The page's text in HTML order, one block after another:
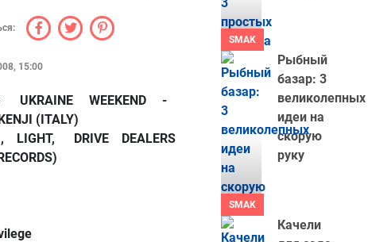
15:00
UKRAINE WEEKEND -
KENJI (ITALY)
, LIGHT, DRIVE DEALERS
SMAK
SMAK
Рыбный
базар: 3
великолепных
идеи на
скорую
руку
Качели